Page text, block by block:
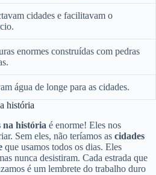
cidades e facilitavam o
enormes construídas com pedras
água de longe para as cidades.
história
na história é enorme! Eles nos
Sem eles, não teríamos as cidades
que usamos todos os dias. Eles
nunca desistiram. Cada estrada que
é um lembrete do trabalho duro